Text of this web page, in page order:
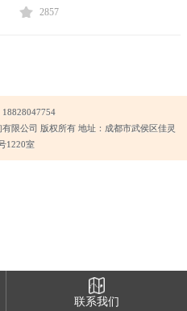
的一项基本权利，纳税...
2857
限公司 版权所有 地址：成都市武侯区佳灵
1220室
联系我们